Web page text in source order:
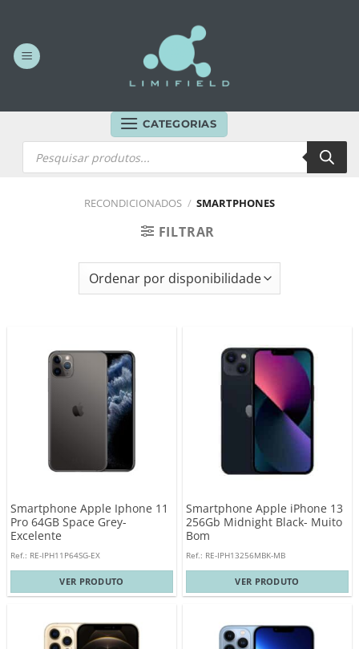
content
CATEGORIAS
Products
search
RECONDICIONADOS / SMARTPHONES
FILTRAR
Smartphone Apple Iphone 11
Pro 64GB Space Grey-
Excelente
Ref.: RE-IPH11P64SG-EX
VER PRODUTO
Smartphone Apple iPhone 13
256Gb Midnight Black- Muito
Bom
Ref.: RE-IPH13256MBK-MB
VER PRODUTO